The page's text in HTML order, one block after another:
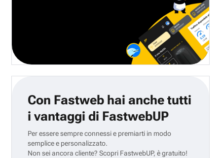
Con Fastweb hai anche tutti
i vantaggi di FastwebUP
Per essere sempre connessi e premiarti in modo
semplice e personalizzato.
Non sei ancora cliente? Scopri FastwebUP, è gratuito!